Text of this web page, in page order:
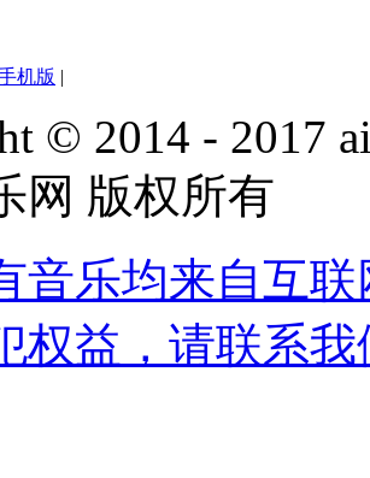
机版 |
© 2014 - 2017
网 版权所有
音乐均来自互
权益，请联系